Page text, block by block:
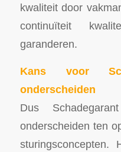
kwaliteit door
continuïteit
garanderen.
Kans voor
onderscheiden
Dus
onderscheiden ten